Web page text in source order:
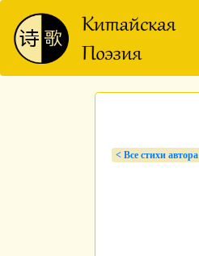
< Bсе стихи автора